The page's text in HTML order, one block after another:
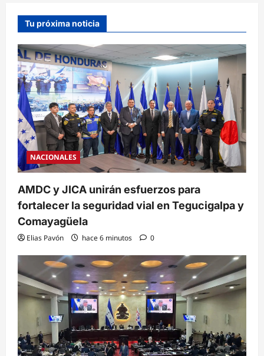
Tu próxima noticia
NACIONALES
AMDC y JICA unirán esfuerzos para
fortalecer la seguridad vial en Tegucigalpa y
Comayagüela
Elias Pavón hace 6 minutos 0